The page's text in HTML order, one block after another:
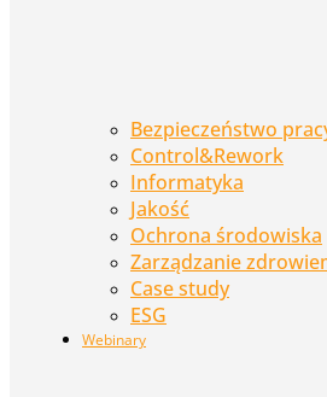
Bezpieczeństwo
Control&Rework
Informatyka
Jakość
Ochrona środowiska
Zarządzanie
Case study
ESG
Webinary